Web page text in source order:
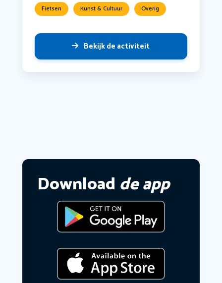
Fietsen Kunst & Cultuur Overig
Bekijk de activiteit
Download de app